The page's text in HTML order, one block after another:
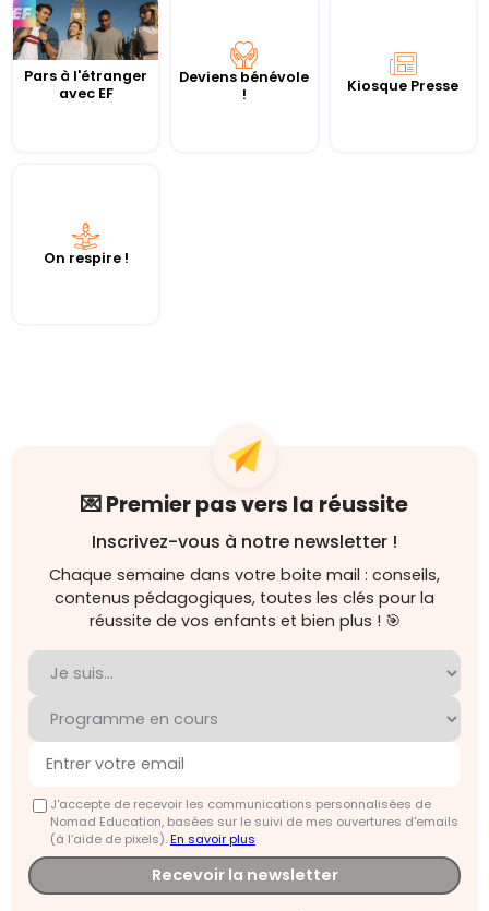
Pars à l'étranger
avec EF
Deviens bénévole
!
Kiosque Presse
On respire !
💌 Premier pas vers la réussite
Inscrivez-vous à notre newsletter !
Chaque semaine dans votre boite mail : conseils,
contenus pédagogiques, toutes les clés pour la
réussite de vos enfants et bien plus ! 🎯
J'accepte de recevoir les communications personnalisées de
Nomad Education, basées sur le suivi de mes ouvertures d'emails
(à l’aide de pixels).En savoir plus
Recevoir la newsletter